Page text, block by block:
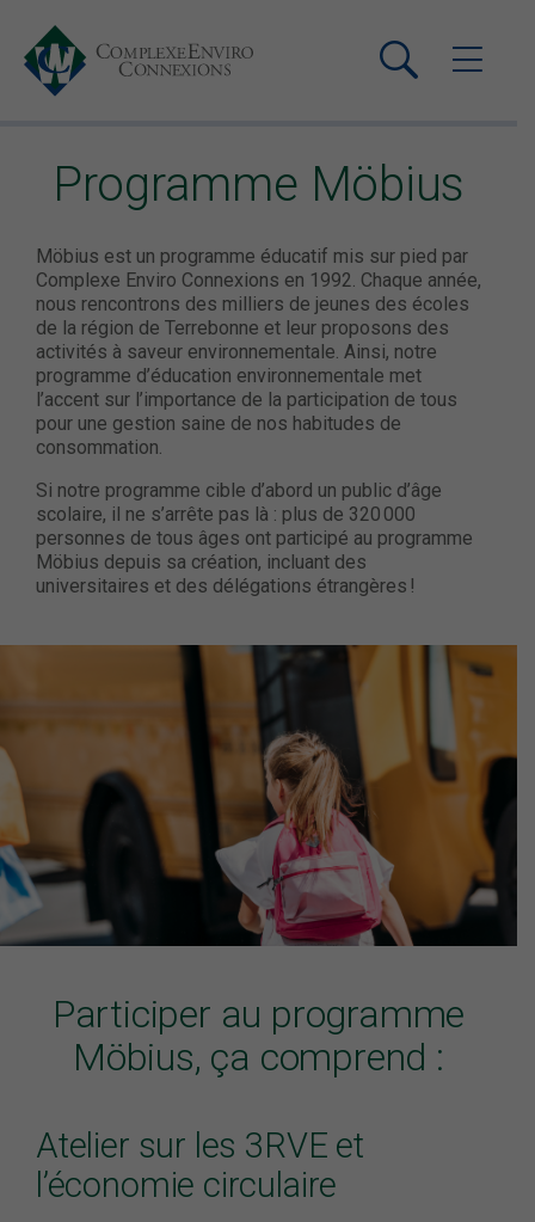
Programme Möbius
Möbius est un programme éducatif mis sur pied par
Complexe Enviro Connexions en 1992. Chaque année,
nous rencontrons des milliers de jeunes des écoles
de la région de Terrebonne et leur proposons des
activités à saveur environnementale. Ainsi, notre
programme d’éducation environnementale met
l’accent sur l’importance de la participation de tous
pour une gestion saine de nos habitudes de
consommation.
Si notre programme cible d’abord un public d’âge
scolaire, il ne s’arrête pas là : plus de 320 000
personnes de tous âges ont participé au programme
Möbius depuis sa création, incluant des
universitaires et des délégations étrangères !
Participer au programme
Möbius, ça comprend :
Atelier sur les 3RVE et
l’économie circulaire